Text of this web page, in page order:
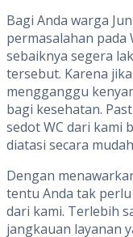
Bagi Anda warga
permasalahan pada
sebaiknya segera
tersebut. Karena
mengganggu
bagi kesehatan.
sedot WC dari kami
diatasi secara
Dengan
tentu Anda tak
dari kami. Terlebih
jangkauan layanan